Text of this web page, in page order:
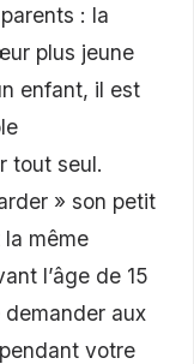
: la
plus jeune
enfant, il est
tout seul.
» son petit
même
l’âge de 15
demander aux
votre